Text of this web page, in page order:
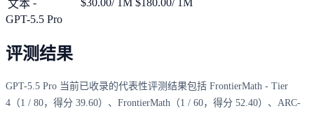
文本 - $30.00/ 1M $180.00/ 1M
GPT-5.5 Pro
评测结果
GPT-5.5 Pro 当前已收录的代表性评测结果包括 FrontierMath - Tier
4（1 / 80，得分 39.60）、FrontierMath（1 / 60，得分 52.40）、ARC-